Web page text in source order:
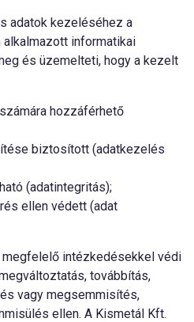
adatok kezeléséhez a
informatikai
és üzemelteti, hogy a kezelt
hozzáférhető
biztosított (adatkezelés
(adatintegritás);
ellen védett (adat
intézkedésekkel védi
továbbítás,
vagy megsemmisítés,
ellen. A Kismetál Kft.